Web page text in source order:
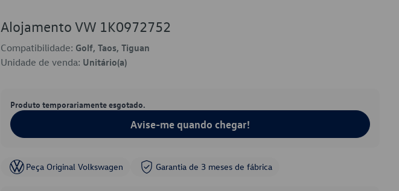
Alojamento VW 1K0972752
Compatibilidade: Golf, Taos, Tiguan
Unidade de venda: Unitário(a)
Produto temporariamente esgotado.
Avise-me quando chegar!
Peça Original Volkswagen Garantia de 3 meses de fábrica